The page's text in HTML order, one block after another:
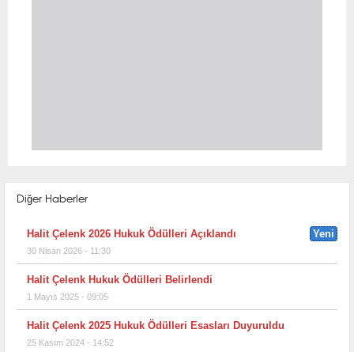
Diğer Haberler
Yeni
Halit Çelenk 2026 Hukuk Ödülleri Açıklandı
30 Nisan 2026 - 11:30
Halit Çelenk Hukuk Ödülleri Belirlendi
1 Mayıs 2025 - 09:05
Halit Çelenk 2025 Hukuk Ödülleri Esasları Duyuruldu
25 Kasım 2024 - 14:52